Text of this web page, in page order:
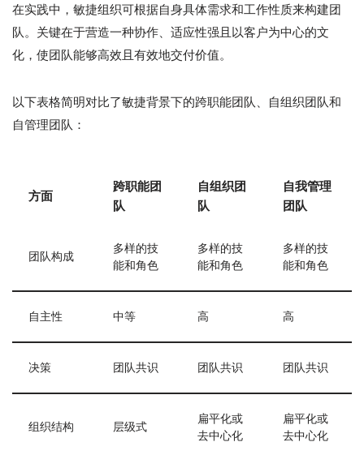
在实践中，敏捷组织可根据自身具体需求和工作性质来构建团
队。关键在于营造一种协作、适应性强且以客户为中心的文
化，使团队能够高效且有效地交付价值。
以下表格简明对比了敏捷背景下的跨职能团队、自组织团队和
自管理团队：
方面
跨职能团
队
自组织团
队
自我管理
团队
团队构成
多样的技
能和角色
多样的技
能和角色
多样的技
能和角色
自主性 中等 高 高
决策 团队共识 团队共识 团队共识
组织结构 层级式
扁平化或
去中心化
扁平化或
去中心化